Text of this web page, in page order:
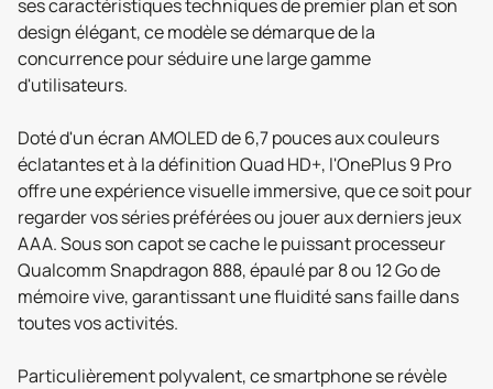
ses caractéristiques techniques de premier plan et son
design élégant, ce modèle se démarque de la
concurrence pour séduire une large gamme
d'utilisateurs.
Doté d'un écran AMOLED de 6,7 pouces aux couleurs
éclatantes et à la définition Quad HD+, l'OnePlus 9 Pro
offre une expérience visuelle immersive, que ce soit pour
regarder vos séries préférées ou jouer aux derniers jeux
AAA. Sous son capot se cache le puissant processeur
Qualcomm Snapdragon 888, épaulé par 8 ou 12 Go de
mémoire vive, garantissant une fluidité sans faille dans
toutes vos activités.
Particulièrement polyvalent, ce smartphone se révèle